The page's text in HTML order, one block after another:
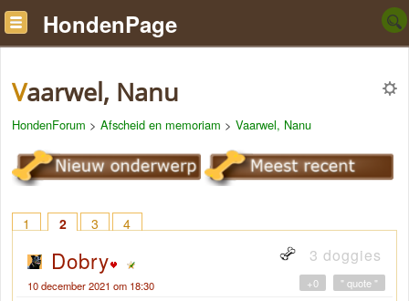
HondenPage
Vaarwel, Nanu
HondenForum > Afscheid en memoriam > Vaarwel, Nanu
1 2 3 4
Dobry 3 doggies
10 december 2021 om 18:30 " quote "
+0